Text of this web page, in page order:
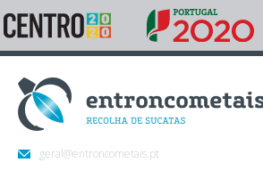
geral@entroncometais.pt